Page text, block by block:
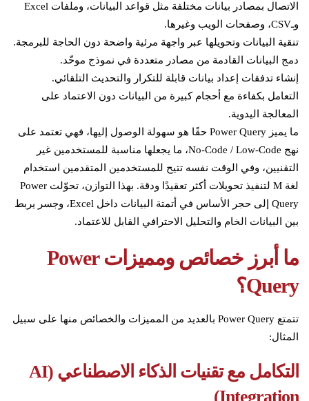
الاتصال بمصادر بيانات مختلفة مثل قواعد البيانات، وملفات Excel
وـCSV، وصفحات الويب وغيرها.
تنقية البيانات وتحويلها عبر واجهة مرئية واضحة دون الحاجة للبرمجة.
دمج البيانات القادمة من مصادر متعددة في نموذج موحّد.
إنشاء تدفقات إعداد بيانات قابلة للتكرار والتحديث التلقائي.
التعامل بكفاءة مع أحجام كبيرة من البيانات دون الاعتماد على
المعالجة اليدوية.
ما يميز Power Query حقًا هو سهولة الوصول إليها، فهي تعتمد على
نهج No-Code / Low-Code، ما يجعلها مناسبة للمستخدمين غير
التقنيين، وفي الوقت نفسه تتيح للمستخدمين المتقدمين استخدام
لغة M لتنفيذ تحويلات أكثر تعقيدًا ودقة. بهذا التوازن، تحوّلت Power
Query إلى حجر الأساس في أتمتة البيانات داخل Excel، وجسر يربط
بين البيانات الخام والتحليل الاحترافي القابل للاعتماد.
ما أبرز خصائص ومميزاتPower
Query؟
تتمتع Power Query بالعديد من المميزات والخصائص منها على سبيل
المثال:
التكامل مع تقنيات الذكاء الاصطناعي (AI
Integration
)